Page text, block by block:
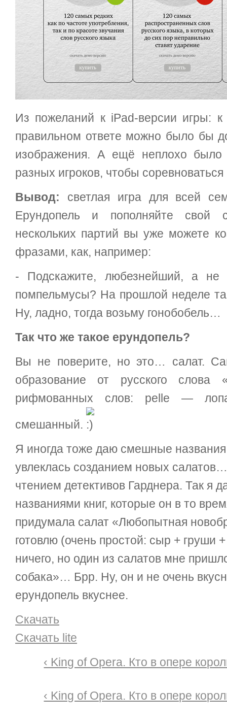
Из пожеланий к iPad-версии игры:
правильном ответе можно было бы
изображения. А ещё неплохо было
разных игроков, чтобы
Вывод: светлая игра для всей
Ерундопель и пополняйте свой
нескольких партий вы уже можете
фразами, как, например:
- Подскажите, любезнейший, а не
помпельмусы? На прошлой неделе
Ну, ладно, тогда возьму гонобобель…
Так что же такое ерундопель?
Вы не поверите, но это… салат.
образование от русского слова
рифмованных слов: pelle —
смешанный.
Я иногда тоже даю смешные
увлеклась созданием новых
чтением детективов Гарднера. Так я
названиями книг, которые он в то
придумала салат «Любопытная
готовлю (очень простой: сыр + груши
ничего, но один из салатов мне
собака»… Брр. Ну, он и не очень
ерундопель вкуснее.
Скачать
Скачать lite
‹ King of Opera. Кто в опере
‹ King of Opera. Кто в опере